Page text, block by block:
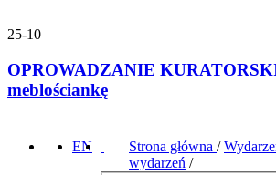
25-10
OPROWADZANIE
meblościankę
EN Strona główna /
wydarzeń /